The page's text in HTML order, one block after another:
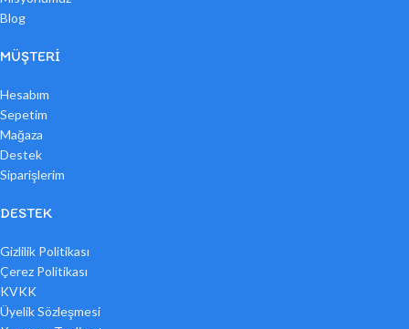
Blog
MÜŞTERI
Hesabım
Sepetim
Mağaza
Destek
Siparişlerim
DESTEK
Gizlilik Politikası
Çerez Politikası
KVKK
Üyelik Sözleşmesi